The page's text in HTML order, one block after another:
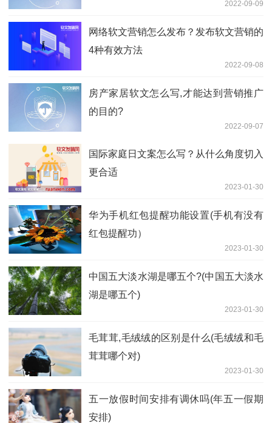
2022-09-09
网络软文营销怎么发布？发布软文营销的
4种有效方法
2022-09-08
房产家居软文怎么写,才能达到营销推广
的目的?
2022-09-07
国际家庭日文案怎么写？从什么角度切入
更合适
2023-01-30
华为手机红包提醒功能设置(手机有没有
红包提醒功）
2023-01-30
中国五大淡水湖是哪五个?(中国五大淡水
湖是哪五个)
2023-01-30
毛茸茸,毛绒绒的区别是什么(毛绒绒和毛
茸茸哪个对)
2023-01-30
五一放假时间安排有调休吗(年五一假期
安排)